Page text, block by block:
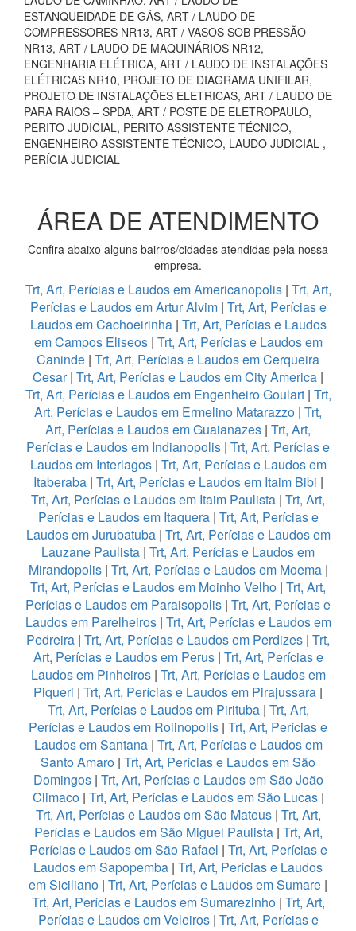
ESTANQUEIDADE DE GÁS, ART / LAUDO DE
COMPRESSORES NR13, ART / VASOS SOB PRESSÃO
NR13, ART / LAUDO DE MAQUINÁRIOS NR12,
ENGENHARIA ELÉTRICA, ART / LAUDO DE INSTALAÇÕES
ELÉTRICAS NR10, PROJETO DE DIAGRAMA UNIFILAR,
PROJETO DE INSTALAÇÕES ELETRICAS, ART / LAUDO DE
PARA RAIOS – SPDA, ART / POSTE DE ELETROPAULO,
PERITO JUDICIAL, PERITO ASSISTENTE TÉCNICO,
ENGENHEIRO ASSISTENTE TÉCNICO, LAUDO JUDICIAL ,
PERÍCIA JUDICIAL
ÁREA DE ATENDIMENTO
Confira abaixo alguns bairros/cidades atendidas pela nossa
empresa.
Trt, Art, Perícias e Laudos em Americanopolis | Trt, Art,
Perícias e Laudos em Artur Alvim | Trt, Art, Perícias e
Laudos em Cachoeirinha| Trt, Art, Perícias e Laudos
em Campos Eliseos | Trt, Art, Perícias e Laudos em
Caninde | Trt, Art, Perícias e Laudos em Cerqueira
Cesar| Trt, Art, Perícias e Laudos em City America |
Trt, Art, Perícias e Laudos em Engenheiro Goulart | Trt,
Art, Perícias e Laudos em Ermelino Matarazzo | Trt,
Art, Perícias e Laudos em Guaianazes | Trt, Art,
Perícias e Laudos em Indianopolis | Trt, Art, Perícias e
Laudos em Interlagos| Trt, Art, Perícias e Laudos em
Itaberaba| Trt, Art, Perícias e Laudos em Itaim Bibi |
Trt, Art, Perícias e Laudos em Itaim Paulista | Trt, Art,
Perícias e Laudos em Itaquera| Trt, Art, Perícias e
Laudos em Jurubatuba| Trt, Art, Perícias e Laudos em
Lauzane Paulista | Trt, Art, Perícias e Laudos em
Mirandopolis| Trt, Art, Perícias e Laudos em Moema|
Trt, Art, Perícias e Laudos em Moinho Velho | Trt, Art,
Perícias e Laudos em Paraisopolis | Trt, Art, Perícias e
Laudos em Parelheiros| Trt, Art, Perícias e Laudos em
Pedreira | Trt, Art, Perícias e Laudos em Perdizes | Trt,
Art, Perícias e Laudos em Perus| Trt, Art, Perícias e
Laudos em Pinheiros| Trt, Art, Perícias e Laudos em
Piqueri | Trt, Art, Perícias e Laudos em Pirajussara |
Trt, Art, Perícias e Laudos em Pirituba| Trt, Art,
Perícias e Laudos em Rolinopolis | Trt, Art, Perícias e
Laudos em Santana| Trt, Art, Perícias e Laudos em
Santo Amaro | Trt, Art, Perícias e Laudos em São
Domingos| Trt, Art, Perícias e Laudos em São João
Climaco| Trt, Art, Perícias e Laudos em São Lucas|
Trt, Art, Perícias e Laudos em São Mateus | Trt, Art,
Perícias e Laudos em São Miguel Paulista| Trt, Art,
Perícias e Laudos em São Rafael | Trt, Art, Perícias e
Laudos em Sapopemba | Trt, Art, Perícias e Laudos
em Siciliano | Trt, Art, Perícias e Laudos em Sumare |
Trt, Art, Perícias e Laudos em Sumarezinho| Trt, Art,
Perícias e Laudos em Veleiros| Trt, Art, Perícias e